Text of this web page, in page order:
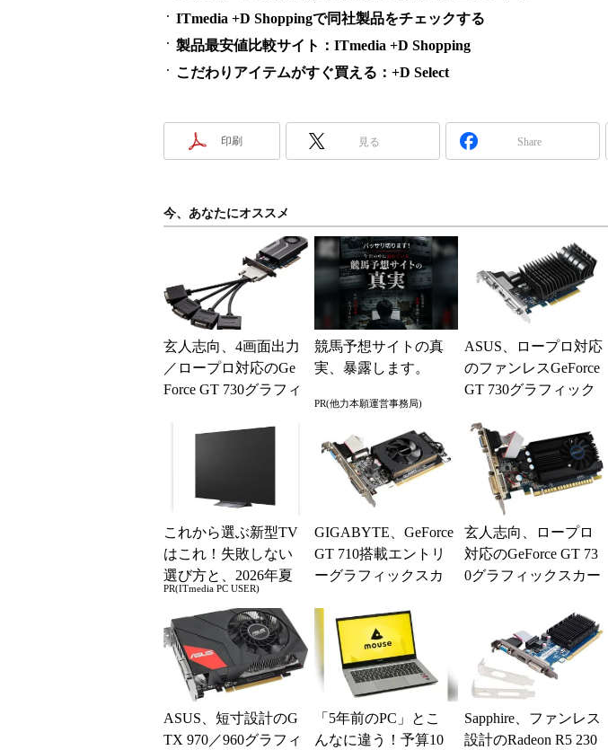
ITmedia +D Shoppingで同社製品をチェックする
製品最安値比較サイト：ITmedia +D Shopping
こだわりアイテムがすぐ買える：+D Select
印刷 見る Share
今、あなたにオススメ
玄人志向、4画面出力
／ロープロ対応のGe
Force GT 730グラフィ
競馬予想サイトの真
実、暴露します。
PR(他力本願運営事務局)
ASUS、ロープロ対応
のファンレスGeForce
GT 730グラフィック
これから選ぶ新型TV
はこれ！失敗しない
選び方と、2026年夏
の一押しモデル
PR(ITmedia PC USER)
GIGABYTE、GeForce
GT 710搭載エントリ
ーグラフィックスカ
玄人志向、ロープロ
対応のGeForce GT 73
0グラフィックスカー
ASUS、短寸設計のG
TX 970／960グラフィ
「5年前のPC」とこ
んなに違う！予算10
Sapphire、ファンレス
設計のRadeon R5 230